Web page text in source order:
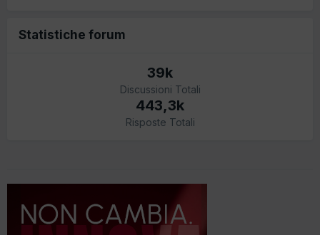
Statistiche forum
39k
Discussioni Totali
443,3k
Risposte Totali